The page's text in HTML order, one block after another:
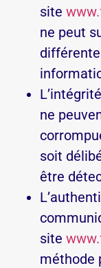
site
ne peut
ne
soit
être
site
méthode